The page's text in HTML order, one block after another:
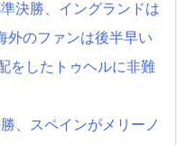
決勝、イングランドは
外のファンは後半早い
をしたトゥヘルに非難
、スペインがメリーノ